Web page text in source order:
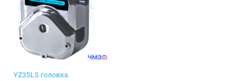
YZ35LS головка